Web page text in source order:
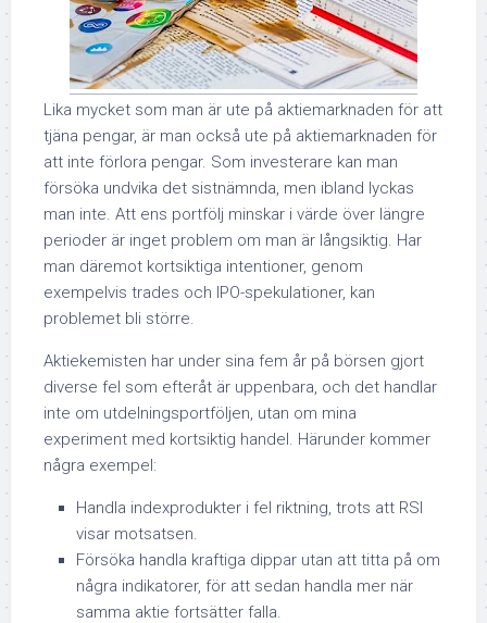
Lika mycket som man är ute på aktiemarknaden för att
tjäna pengar, är man också ute på aktiemarknaden för
att inte förlora pengar. Som investerare kan man
försöka undvika det sistnämnda, men ibland lyckas
man inte. Att ens portfölj minskar i värde över längre
perioder är inget problem om man är långsiktig. Har
man däremot kortsiktiga intentioner, genom
exempelvis trades och IPO-spekulationer, kan
problemet bli större.
Aktiekemisten har under sina fem år på börsen gjort
diverse fel som efteråt är uppenbara, och det handlar
inte om utdelningsportföljen, utan om mina
experiment med kortsiktig handel. Härunder kommer
några exempel:
Handla indexprodukter i fel riktning, trots att RSI
visar motsatsen.
Försöka handla kraftiga dippar utan att titta på om
några indikatorer, för att sedan handla mer när
samma aktie fortsätter falla.